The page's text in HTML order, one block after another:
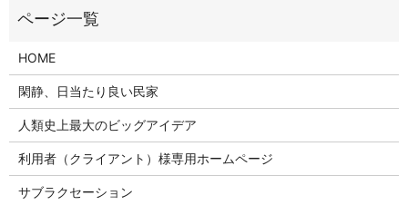
HOME
閑静、日当たり良い民家
人類史上最大のビッグアイデア
利用者（クライアント）様専用ホームページ
サブラクセーション